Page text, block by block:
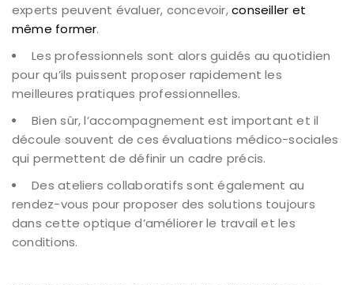
experts peuvent évaluer, concevoir,conseiller et
même former.
Les professionnels sont alors guidés au quotidien
pour qu’ils puissent proposer rapidement les
meilleures pratiques professionnelles.
Bien sûr, l’accompagnement est important et il
découle souvent de ces évaluations médico-sociales
qui permettent de définir un cadre précis.
Des ateliers collaboratifs sont également au
rendez-vous pour proposer des solutions toujours
dans cette optique d’améliorer le travail et les
conditions.